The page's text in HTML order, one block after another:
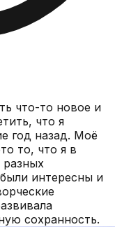
что-то новое и
что я
год назад. Моё
то, что я в
разных
интересны и
сохранность.